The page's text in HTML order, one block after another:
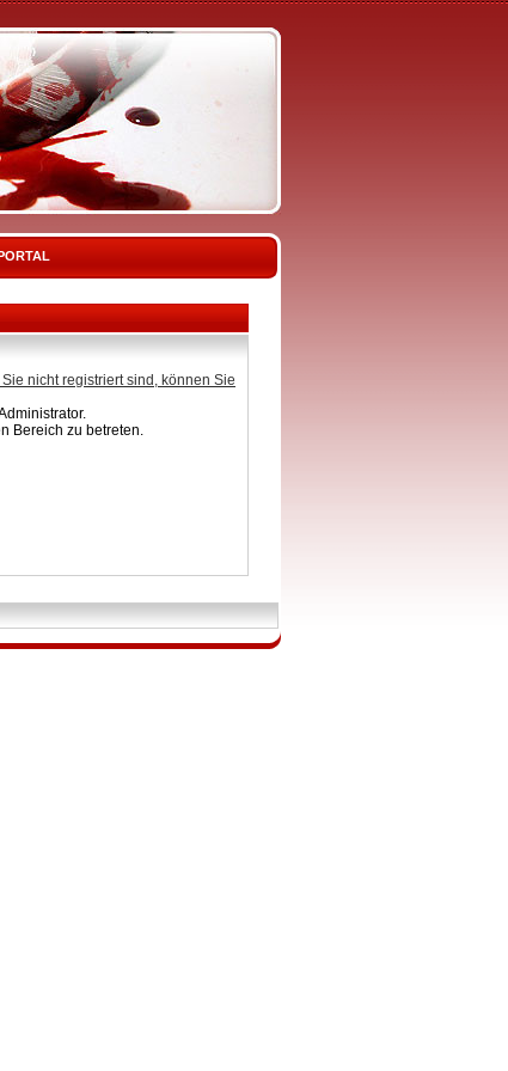
Sie nicht registriert sind, können Sie
Bereich zu betreten.